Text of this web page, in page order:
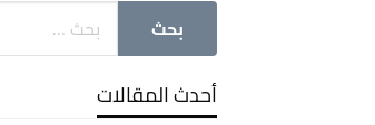
أحدث المقالات